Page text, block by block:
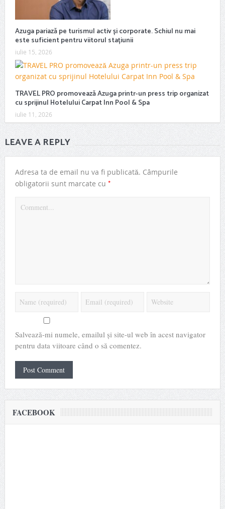
Azuga pariază pe turismul activ și corporate. Schiul nu mai
este suficient pentru viitorul stațiunii
iulie 15, 2026
TRAVEL PRO promovează Azuga printr-un press trip organizat
cu sprijinul Hotelului Carpat Inn Pool & Spa
iulie 11, 2026
LEAVE A REPLY
Adresa ta de email nu va fi publicată. Câmpurile
obligatorii sunt marcate cu *
Salvează-mi numele, emailul și site-ul web în acest navigator
pentru data viitoare când o să comentez.
FACEBOOK